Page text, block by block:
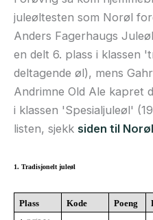
juleøltesten som Norøl
Anders Fagerhaugs
en delt 6. plass i klassen
deltagende øl), mens
Andrimne Old Ale kapret
i klassen 'Spesialjuleøl'
listen, sjekk siden til Norøl
1. Tradisjonelt juleøl
Plass Kode Poeng